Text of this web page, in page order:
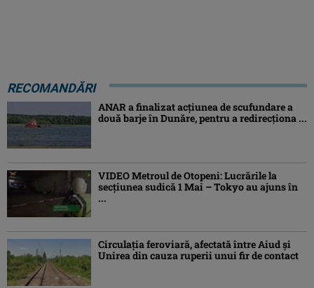
RECOMANDĂRI
ANAR a finalizat acțiunea de scufundare a
două barje în Dunăre, pentru a redirecționa ...
VIDEO Metroul de Otopeni: Lucrările la
secțiunea sudică 1 Mai – Tokyo au ajuns în
...
Circulația feroviară, afectată între Aiud şi
Unirea din cauza ruperii unui fir de contact